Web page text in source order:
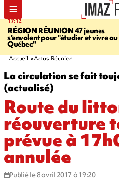
17:12
RÉGION RÉUNION47 jeunes
s'envolent pour "étudier et vivre au
Québec"
Accueil Actus Réunion
La circulation se fait
(actualisé)
Route du
réouverture
prévue à
annulée
Publié le 8 avril 2017 à 19:20